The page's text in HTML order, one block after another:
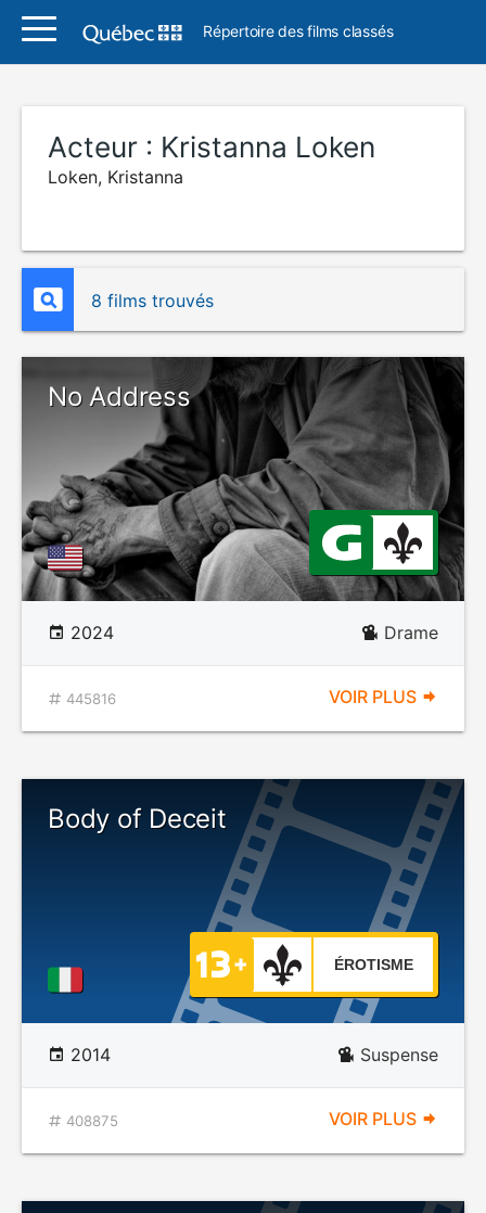
Répertoire des films classés
Acteur : Kristanna Loken
Loken, Kristanna
8 films trouvés
No Address
2024 Drame
445816 VOIR PLUS
Body of Deceit
ÉROTISME
2014 Suspense
408875 VOIR PLUS